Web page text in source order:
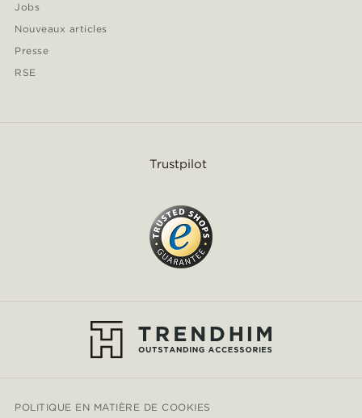
Jobs
Nouveaux articles
Presse
RSE
Trustpilot
POLITIQUE EN MATIÈRE DE COOKIES